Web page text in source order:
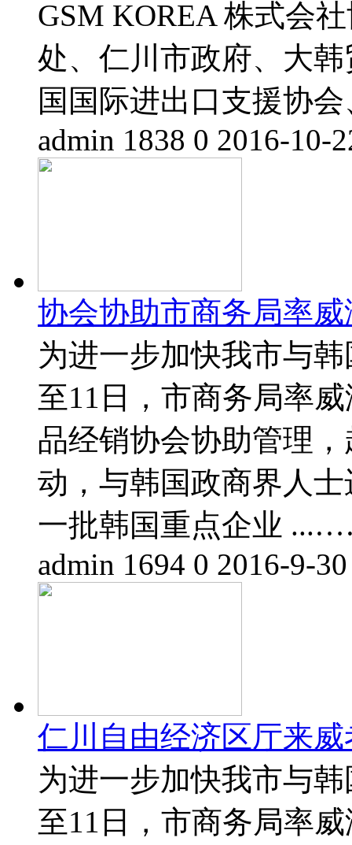
GSM KOREA 株式会
处、仁川市政府、大
国国际进出口支援协
admin 1838 0 2016-10-
协会协助市商务局率
为进一步加快我市与
至11日，市商务局率
品经销协会协助管理
动，与韩国政商界人
一批韩国重点企业
admin 1694 0 2016-9-
仁川自由经济区厅来威
为进一步加快我市与
至11日，市商务局率